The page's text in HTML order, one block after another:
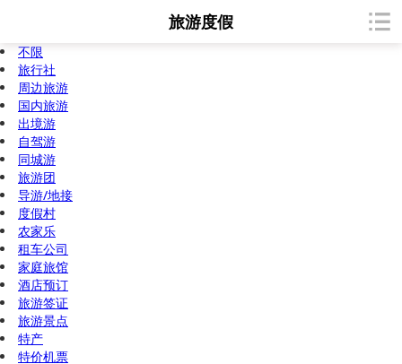
旅游度假
不限
旅行社
周边旅游
国内旅游
出境游
自驾游
同城游
旅游团
导游/地接
度假村
农家乐
租车公司
家庭旅馆
酒店预订
旅游签证
旅游景点
特产
特价机票